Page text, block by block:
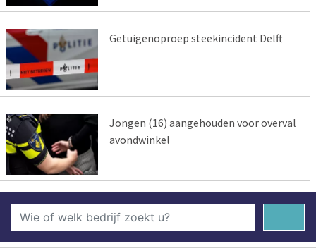
Getuigenoproep steekincident Delft
Jongen (16) aangehouden voor overval
avondwinkel